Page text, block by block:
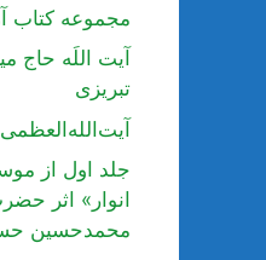
مجموعه کتاب
آیت اللَه حاج
تبریزی
جلد اول از
انوار» اثر
محمدحسین